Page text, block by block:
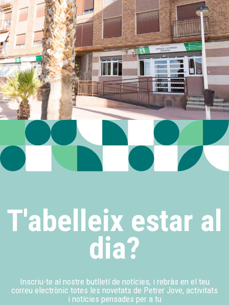
T'abelleix estar al
dia?
Inscriu-te al nostre butlletí de notícies, i rebràs en el teu
correu electrònic totes les novetats de Petrer Jove, activitats
i notícies pensades per a tu